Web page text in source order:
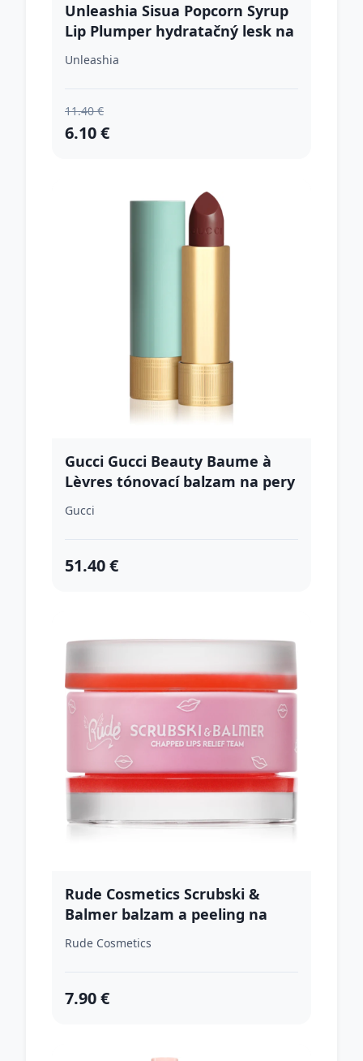
Unleashia Sisua Popcorn Syrup
Lip Plumper hydratačný lesk na
pery odtieň No.100 Unicorn Salt
Unleashia
11.40 €
6.10 €
Gucci Gucci Beauty Baume à
Lèvres tónovací balzam na pery
odtieň 05 Ester Rosewood 3.5 g
Gucci
51.40 €
Rude Cosmetics Scrubski &
Balmer balzam a peeling na
pery odtieň Juicy Peach 7.5 g
Rude Cosmetics
7.90 €